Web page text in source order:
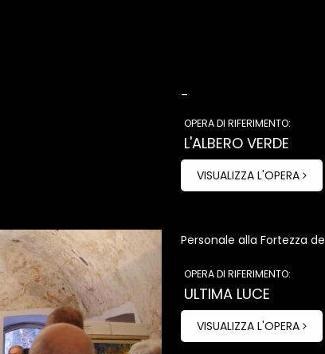
OPERA DI RIFERIMENTO:
L'ALBERO VERDE
VISUALIZZA L'OPERA
Personale alla Fortezza
OPERA DI RIFERIMENTO:
ULTIMA LUCE
VISUALIZZA L'OPERA